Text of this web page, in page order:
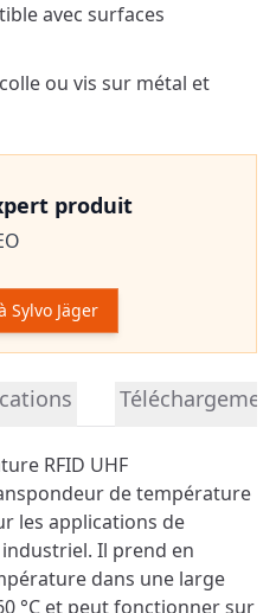
avec surfaces
ou vis sur métal et
produit
Sylvo Jäger
produit
RFID UHF
de température
les applications de
Il prend en
dans une large
°C et peut fonctionner sur